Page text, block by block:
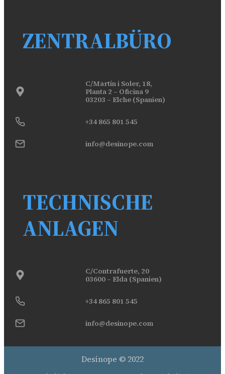
ZENTRALBÜRO
C/Martín i Soler, 18,
Planta 2 – Oficina 9
03203 – Elche (Spanien)
+34 865 801 545
info@desinope.com
TECHNISCHE
ANLAGEN
C/Contrafuerte, 20
03600 – Elda (Spanien)
+34 865 801 545
info@desinope.com
Desinope © 2022